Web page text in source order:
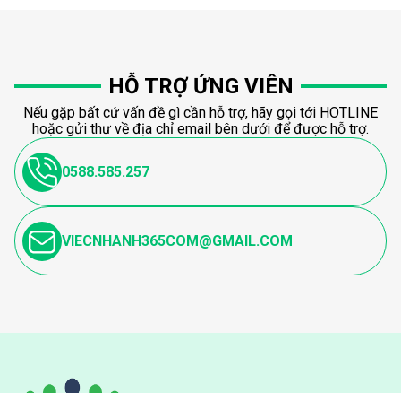
HỖ TRỢ ỨNG VIÊN
Nếu gặp bất cứ vấn đề gì cần hỗ trợ, hãy gọi tới HOTLINE
hoặc gửi thư về địa chỉ email bên dưới để được hỗ trợ.
0588.585.257
VIECNHANH365COM@GMAIL.COM